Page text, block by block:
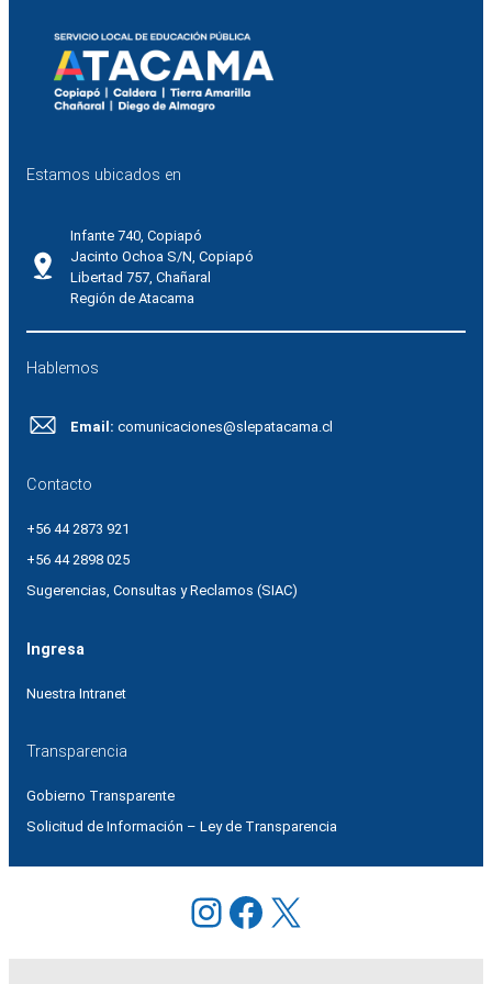
Estamos ubicados en
Infante 740, Copiapó
Jacinto Ochoa S/N, Copiapó
Libertad 757, Chañaral
Región de Atacama
Hablemos
Email: comunicaciones@slepatacama.cl
Contacto
+56 44 2873 921
+56 44 2898 025
Sugerencias, Consultas y Reclamos (SIAC)
Ingresa
Nuestra Intranet
Transparencia
Gobierno Transparente
Solicitud de Información – Ley de Transparencia
Instagram
Facebook
X